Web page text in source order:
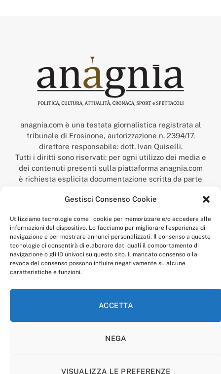
Gestisci Consenso Cookie
Utilizziamo tecnologie come i cookie per memorizzare e/o accedere alle
informazioni del dispositivo. Lo facciamo per migliorare l'esperienza di
navigazione e per mostrare annunci personalizzati. Il consenso a queste
tecnologie ci consentirà di elaborare dati quali il comportamento di
navigazione o gli ID univoci su questo sito. Il mancato consenso o la
revoca del consenso possono influire negativamente su alcune
caratteristiche e funzioni.
ACCETTA
NEGA
VISUALIZZA LE PREFERENZE
anagnia.com è una testata giornalistica registrata al
tribunale di Frosinone, autorizzazione n. 2394/17.
direttore responsabile: dott. Ivan Quiselli.
Tutti i diritti sono riservati: per ogni utilizzo dei media e
dei contenuti presenti sulla piattaforma anagnia.com
è richiesta esplicita documentazione scritta da parte
“Anagnia” è un marchio registrato presso l’Ufficio Italiano
Economico,
num. registrazione: 302017000014044 del 9 febbraio 2017.
Per contatti:redazione@anagnia.com
COOKIE POLICY